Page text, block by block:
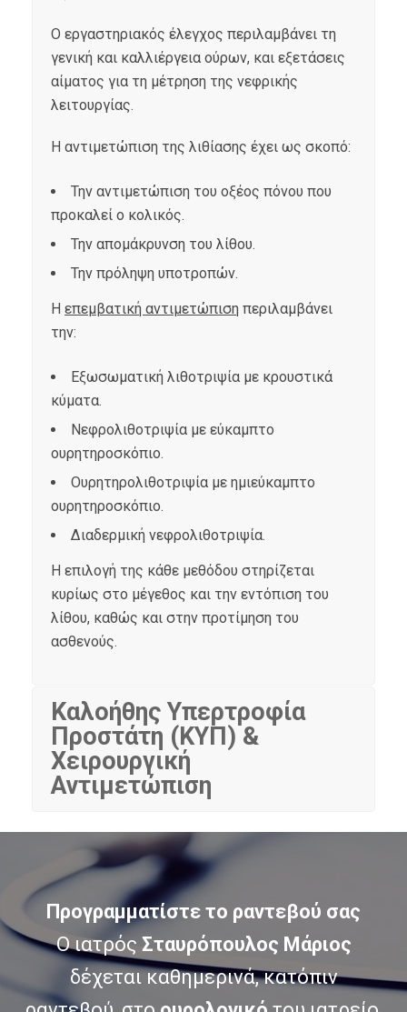
Ο εργαστηριακός έλεγχος περιλαμβάνει τη
γενική και καλλιέργεια ούρων, και εξετάσεις
αίματος για τη μέτρηση της νεφρικής
λειτουργίας.
Η αντιμετώπιση της λιθίασης έχει ως σκοπό:
Την αντιμετώπιση του οξέος πόνου που
προκαλεί ο κολικός.
Την απομάκρυνση του λίθου.
Την πρόληψη υποτροπών.
Η επεμβατική αντιμετώπιση περιλαμβάνει
την:
Εξωσωματική λιθοτριψία με κρουστικά
κύματα.
Νεφρολιθοτριψία με εύκαμπτο
ουρητηροσκόπιο.
Ουρητηρολιθοτριψία με ημιεύκαμπτο
ουρητηροσκόπιο.
Διαδερμική νεφρολιθοτριψία.
Η επιλογή της κάθε μεθόδου στηρίζεται
κυρίως στο μέγεθος και την εντόπιση του
λίθου, καθώς και στην προτίμηση του
ασθενούς.
Καλοήθης Υπερτροφία
Προστάτη (ΚΥΠ) &
Χειρουργική
Αντιμετώπιση
Προγραμματίστε το ραντεβού σας
Ο ιατρός Σταυρόπουλος Μάριος
δέχεται καθημερινά, κατόπιν